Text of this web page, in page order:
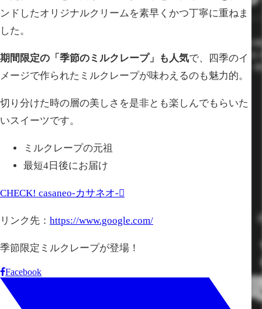
ンドしたオリジナルクリームを素早くかつ丁寧に重ねま
した。
期間限定の「季節のミルクレープ」も人気で、四季のイ
メージで作られたミルクレープが味わえるのも魅力的。
切り分けた時の層の美しさを是非とも楽しんでもらいた
いスイーツです。
ミルクレープの元祖
最短4日後にお届け
CHECK! casaneo-カサネオ-
リンク先： https://www.google.com/
季節限定ミルクレープが登場！
Facebook